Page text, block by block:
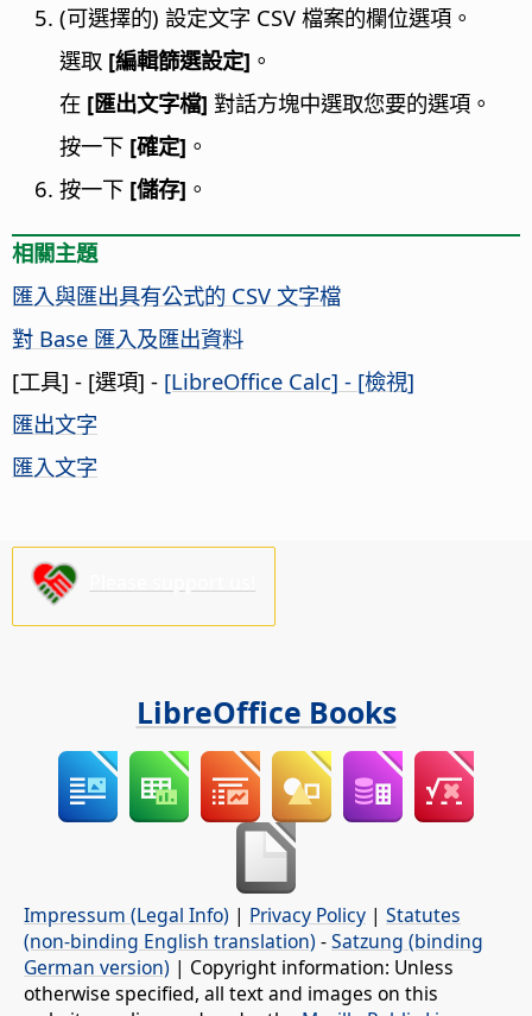
(可選擇的) 設定文字 CSV 檔案的欄位選項。
選取 [編輯篩選設定] 。
在 [匯出文字檔] 對話方塊中選取您要的選項。
按一下 [確定] 。
按一下 [儲存] 。
相關主題
匯入與匯出具有公式的 CSV 文字檔
對 Base 匯入及匯出資料
[工具] - [選項] - [LibreOffice Calc] - [檢視]
匯出文字
匯入文字
LibreOffice Books
Impressum (Legal Info) | Privacy Policy | Statutes
(non-binding English translation) -Satzung (binding
German version) | Copyright information: Unless
otherwise specified, all text and images on this